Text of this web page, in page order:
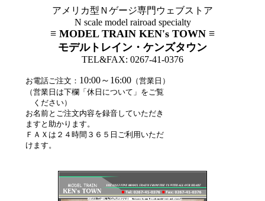
アメリカ型Ｎゲージ専門ウェブストア
N scale model rairoad specialty
≡ MODEL TRAIN KEN's TOWN ≡
モデルトレイン・ケンズタウン
TEL&FAX: 0267-41-0376
お電話ご注文： 10:00～16:00 （営業日）
（営業日は下欄「休日について」をご覧
ください）
お名前とご注文内容を録音していただき
ますと助かります。
ＦＡＸは２４時間３６５日ご利用いただ
けます。